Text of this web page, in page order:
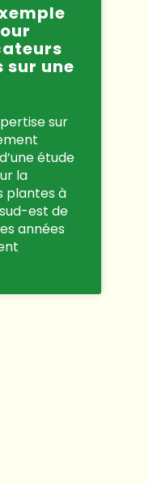
une
sur
étude
la
plantes à
est de
années